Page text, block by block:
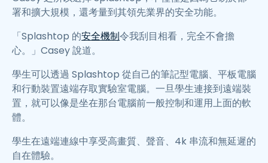
署和擴大規模，還考量到其領先業界的安全功能。
「Splashtop 的安全機制令我刮目相看，完全不會擔
心。」Casey 說道。
學生可以透過 Splashtop 從自己的筆記型電腦、平板電腦
和行動裝置遠端存取實驗室電腦。一旦學生連接到遠端裝
置，就可以像是坐在那台電腦前一般控制和運用上面的軟
體。
學生在遠端連線中享受高畫質、聲音、4k 串流和無延遲的
自在體驗。